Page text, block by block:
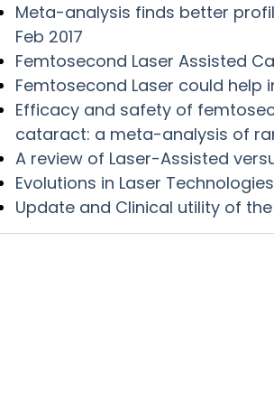
Meta-analysis finds better
Feb 2017
Femtosecond Laser Assisted
Femtosecond Laser could help
Efficacy and safety of
cataract: a meta-analysis of
A review of Laser-Assisted
Evolutions in Laser
Update and Clinical utility of